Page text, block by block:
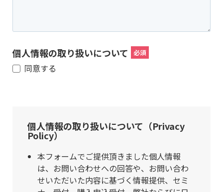
個人情報の取り扱いについて
同意する
個人情報の取り扱いについて（Privacy
Policy）
本フォームでご提供頂きました個人情報
は、お問い合わせへの回答や、お問い合わ
せいただいた内容に基づく情報提供、セミ